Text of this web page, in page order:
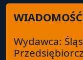
Wydawca: